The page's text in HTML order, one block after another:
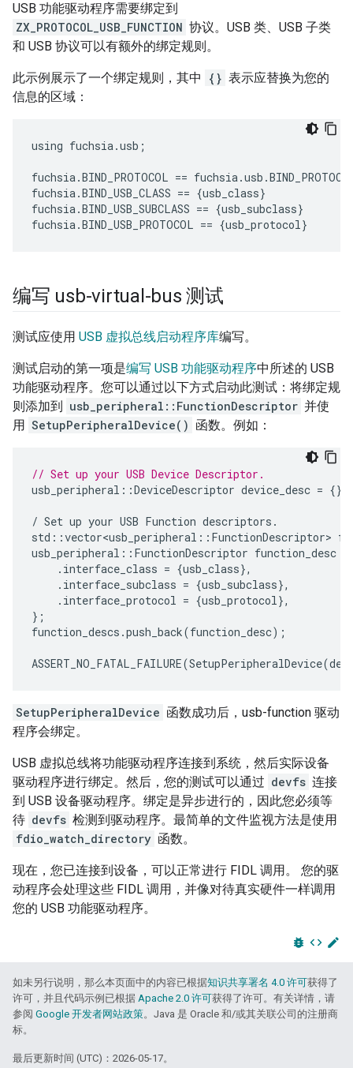
USB 功能驱动程序需要绑定到
ZX_PROTOCOL_USB_FUNCTION 协议。USB 类、USB 子类
和 USB 协议可以有额外的绑定规则。
此示例展示了一个绑定规则，其中 {} 表示应替换为您的
信息的区域：
using fuchsia.usb;
fuchsia.BIND_PROTOCOL ==
fuchsia.BIND_USB_CLASS == {usb_class}
fuchsia.BIND_USB_SUBCLASS == {usb_subclass}
编写 usb-virtual-bus 测试
测试应使用 USB 虚拟总线启动程序库编写。
测试启动的第一项是编写 USB 功能驱动程序中所述的 USB
功能驱动程序。您可以通过以下方式启动此测试：将绑定规
则添加到 usb_peripheral::FunctionDescriptor 并使
用 SetupPeripheralDevice() 函数。例如：
// Set up your USB Device Descriptor.
usb_peripheral ::DeviceDescriptor device_desc = {};
/ Set up your USB Function descriptors .
std ::vector<usb_peripheral :: FunctionDescriptor>
usb_peripheral :: FunctionDescriptor function_desc
. interface_class = {usb_class},
. interface_subclass = {usb_subclass},
. interface_protocol = {usb_protocol},
};
function_descs .push_back(function_desc);
ASSERT_NO_FATAL_FAILURE(SetupPeripheralDevice(
SetupPeripheralDevice 函数成功后，usb-function 驱动
程序会绑定。
USB 虚拟总线将功能驱动程序连接到系统，然后实际设备
驱动程序进行绑定。然后，您的测试可以通过 devfs 连接
到 USB 设备驱动程序。绑定是异步进行的，因此您必须等
待 devfs 检测到驱动程序。最简单的文件监视方法是使用
fdio_watch_directory 函数。
现在，您已连接到设备，可以正常进行 FIDL 调用。 您的驱
动程序会处理这些 FIDL 调用，并像对待真实硬件一样调用
您的 USB 功能驱动程序。
bug_report code edit
如未另行说明，那么本页面中的内容已根据知识共享署名 4.0 许可获得了
许可，并且代码示例已根据 Apache 2.0 许可获得了许可。有关详情，请
参阅 Google 开发者网站政策。Java 是 Oracle 和/或其关联公司的注册商
标。
最后更新时间 (UTC)：2026-05-17。